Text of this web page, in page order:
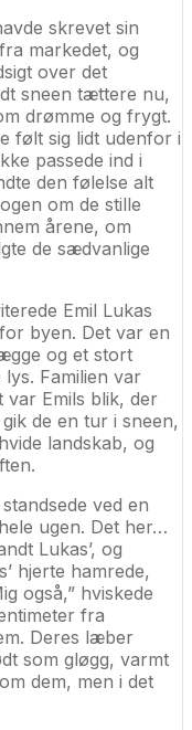
skrevet sin
markedet, og
over det
sneen tættere nu,
drømme og frygt.
følt sig lidt udenfor i
passede ind i
den følelse alt
om de stille
årene, om
de sædvanlige
Emil Lukas
byen. Det var en
og et stort
Familien var
var Emils blik, der
de en tur i sneen,
landskab, og
ved en
ugen. Det her…
Lukas’, og
hjerte hamrede,
også,” hviskede
fra
Deres læber
som gløgg, varmt
dem, men i det